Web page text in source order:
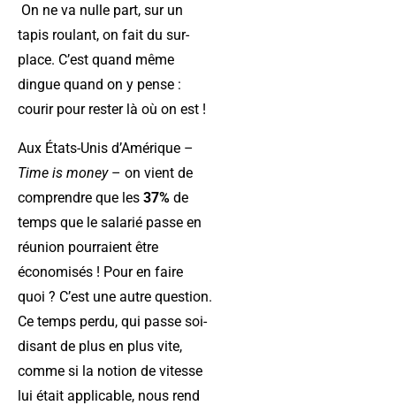
On ne va nulle part, sur un
tapis roulant, on fait du sur-
place. C’est quand même
dingue quand on y pense :
courir pour rester là où on est !
Aux États-Unis d’Amérique –
Time is money– on vient de
comprendre que les 37% de
temps que le salarié passe en
réunion pourraient être
économisés ! Pour en faire
quoi ? C’est une autre question.
Ce temps perdu, qui passe soi-
disant de plus en plus vite,
comme si la notion de vitesse
lui était applicable, nous rend